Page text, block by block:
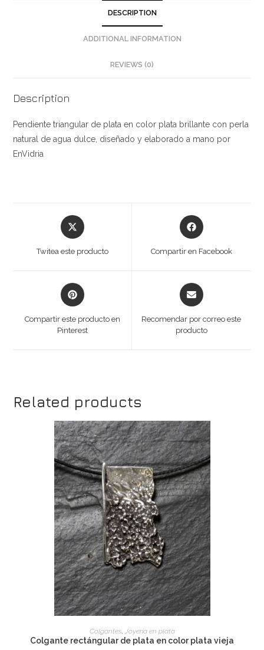
DESCRIPTION
ADDITIONAL INFORMATION
REVIEWS (0)
Description
Pendiente triangular de plata en color plata brillante con perla
natural de agua dulce, diseñado y elaborado a mano por
EnVidria
Opens
in
Twitea este producto
Opens
in
Compartir en Facebook
Opens
in
new
Compartir este producto en
Pinterest
Opens
in
new
Recomendar por correo este
producto
Related products
ADD TO CART
Colgantes, Joyería en plata
Colgante rectángular de plata en color plata vieja